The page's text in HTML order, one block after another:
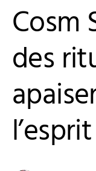
Cosm
des
l’esprit